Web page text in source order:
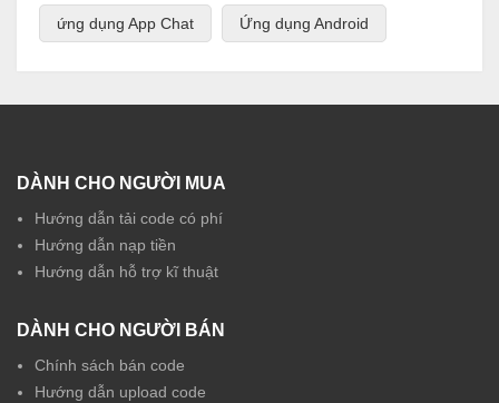
ứng dụng App Chat Ứng dụng Android
DÀNH CHO NGƯỜI MUA
Hướng dẫn tải code có phí
Hướng dẫn nạp tiền
Hướng dẫn hỗ trợ kĩ thuật
DÀNH CHO NGƯỜI BÁN
Chính sách bán code
Hướng dẫn upload code